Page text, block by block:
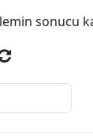
sonucu